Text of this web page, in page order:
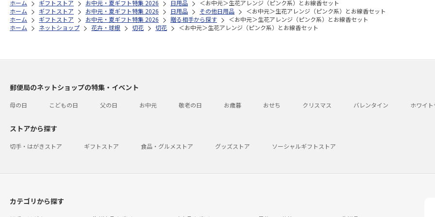
ホーム ギフトストア お中元・夏ギフト特集 2026 日用品
＜お中元＞生花アレンジ（ピンク系）とお線香セット
ホーム
ギフトストア お中元・夏ギフト特集 2026 日用品 その他日用品
＜お中元＞生花アレンジ（ピンク系）とお線香セット
ホーム
ギフトストア お中元・夏ギフト特集 2026 贈る相手から探す
＜お中元＞生花アレンジ（ピンク系）とお線香セット
ホーム
ネットショップ 花卉・球根 切花 切花 ＜お中元＞生花アレンジ（ピンク系）とお線香セット
郵便局のネットショップの特集・イベント
母の日 こどもの日 父の日 お中元 敬老の日 お歳暮 おせち クリスマス バレンタイン ホワイ
ストアから探す
切手・はがきストア ギフトストア 食品・グルメストア グッズストア ソーシャルギフトストア
カテゴリから探す